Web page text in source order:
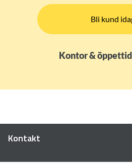
Bli kund
Kontor &
Kontakt